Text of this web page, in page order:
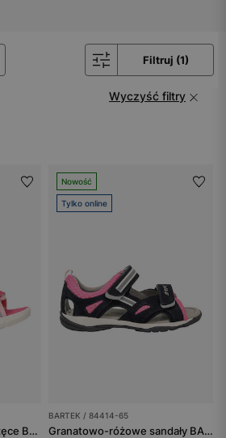
Filtruj (1)
Wyczyść filtry
Różowe sandały dziewczęce BARTEK z fioletowymi i niebieskimi paskami 89001-15
Nowość
Tylko online
BARTEK / 84414-65
Granatowo-różowe sandały BARTEK 84414-65 zapinane na rzepy